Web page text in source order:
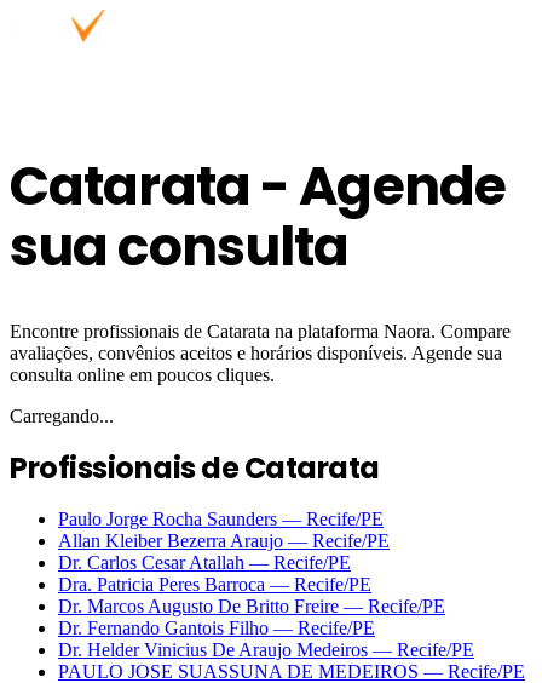
Catarata - Agende
sua consulta
Encontre profissionais de Catarata na plataforma Naora. Compare
avaliações, convênios aceitos e horários disponíveis. Agende sua
consulta online em poucos cliques.
Carregando...
Profissionais de Catarata
Paulo Jorge Rocha Saunders — Recife/PE
Allan Kleiber Bezerra Araujo — Recife/PE
Dr. Carlos Cesar Atallah — Recife/PE
Dra. Patricia Peres Barroca — Recife/PE
Dr. Marcos Augusto De Britto Freire — Recife/PE
Dr. Fernando Gantois Filho — Recife/PE
Dr. Helder Vinicius De Araujo Medeiros — Recife/PE
PAULO JOSE SUASSUNA DE MEDEIROS — Recife/PE